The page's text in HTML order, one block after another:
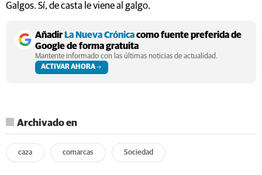
Galgos. Sí, de casta le viene al galgo.
AñadirLa Nueva Crónicacomo fuente preferida de
Google de forma gratuita
Mantente informado con las últimas noticias de actualidad.
ACTIVAR AHORA
Archivado en
caza comarcas Sociedad